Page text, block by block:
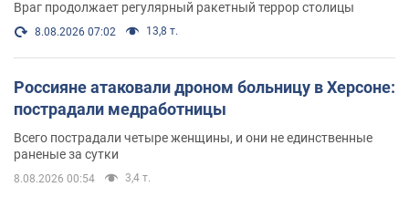
Враг продолжает регулярный ракетный террор столицы
8.08.2026 07:02 13,8 т.
Россияне атаковали дроном больницу в Херсоне:
пострадали медработницы
Всего пострадали четыре женщины, и они не единственные
раненые за сутки
8.08.2026 00:54 3,4 т.